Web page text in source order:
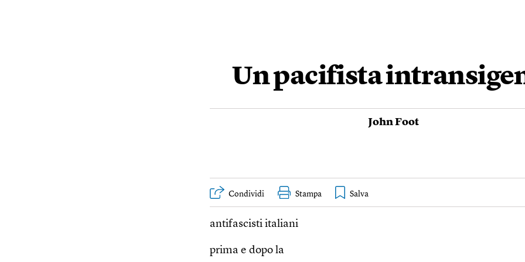
Un pacifista
John Foot
Condividi Stampa
antifascisti italiani
prima e dopo la